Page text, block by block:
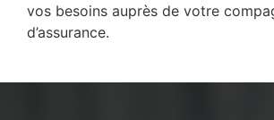
vos besoins auprès de votre
d’assurance.